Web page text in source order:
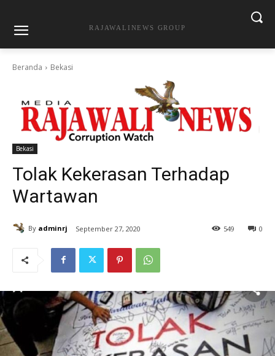
RAJAWALINEWS GROUP
Beranda Bekasi
Bekasi
Tolak Kekerasan Terhadap
Wartawan
By adminrj September 27, 2020 0
549